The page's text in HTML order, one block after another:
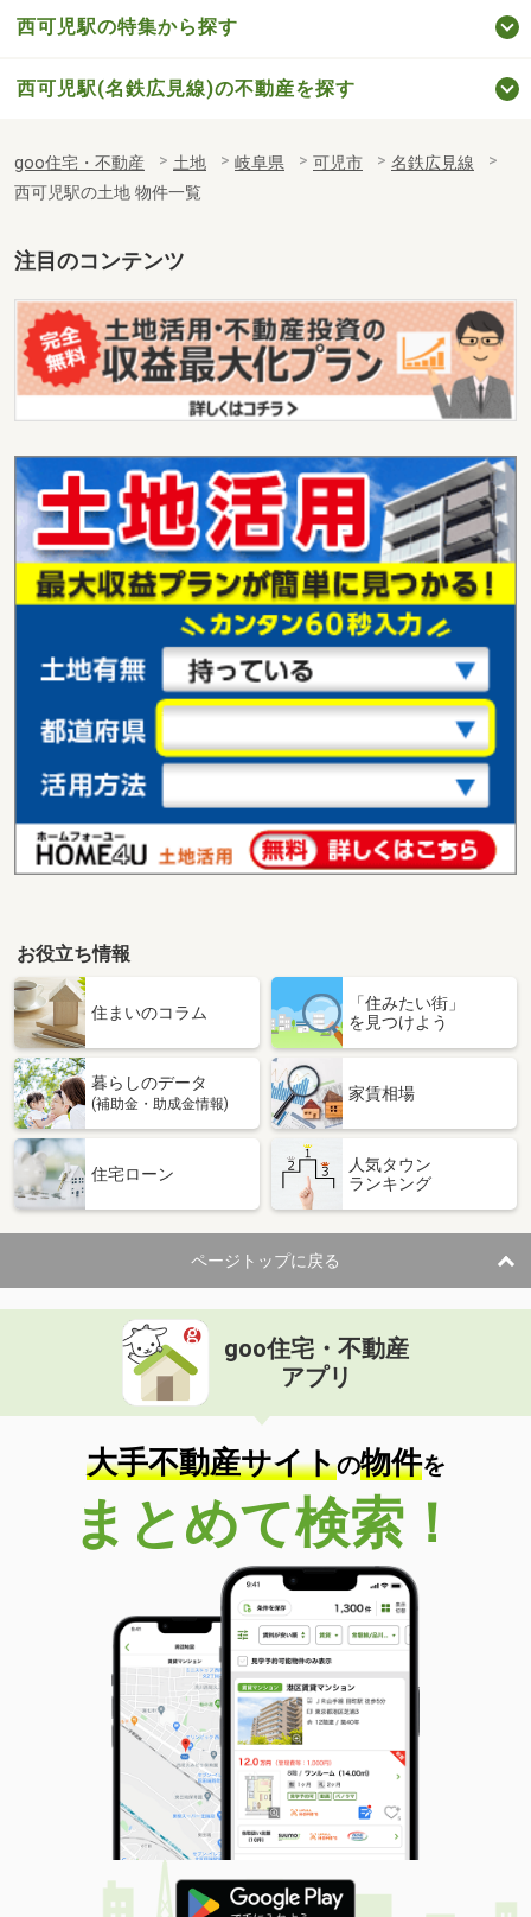
西可児駅の特集から探す
西可児駅(名鉄広見線)の不動産を探す
goo住宅・不動産 土地 岐阜県 可児市
名鉄広見線
西可児駅の土地 物件一覧
注目のコンテンツ
お役立ち情報
住まいのコラム
「住みたい街」
を見つけよう
暮らしのデータ
(補助金・助成金情報)
家賃相場
住宅ローン
人気タウン
ランキング
ページトップに戻る
goo住宅・不動産
アプリ
大手不動産サイトの物件を
まとめて検索！